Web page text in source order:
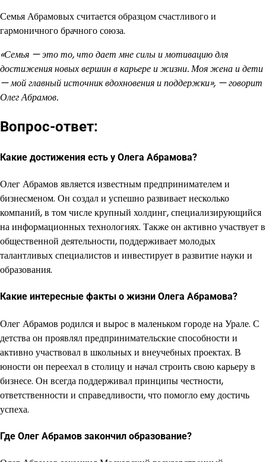
Семья Абрамовых считается образцом счастливого и
гармоничного брачного союза.
«Семья — это то, что дает мне силы и мотивацию для
достижения новых вершин в карьере и жизни. Моя жена и дети
— мой главный источник вдохновения и поддержки», — говорит
Олег Абрамов.
Вопрос-ответ:
Какие достижения есть у Олега Абрамова?
Олег Абрамов является известным предпринимателем и
бизнесменом. Он создал и успешно развивает несколько
компаний, в том числе крупный холдинг, специализирующийся
на информационных технологиях. Также он активно участвует в
общественной деятельности, поддерживает молодых
талантливых специалистов и инвестирует в развитие науки и
образования.
Какие интересные факты о жизни Олега Абрамова?
Олег Абрамов родился и вырос в маленьком городе на Урале. С
детства он проявлял предпринимательские способности и
активно участвовал в школьных и внеучебных проектах. В
юности он переехал в столицу и начал строить свою карьеру в
бизнесе. Он всегда поддерживал принципы честности,
ответственности и справедливости, что помогло ему достичь
успеха.
Где Олег Абрамов закончил образование?